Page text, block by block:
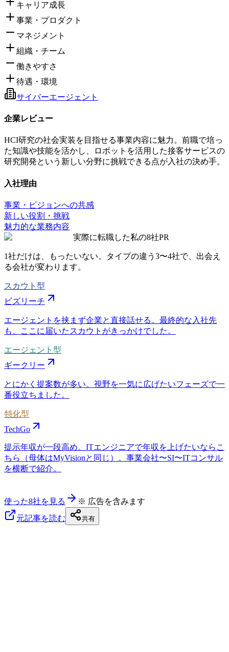
キャリア成長
事業・プロダクト
マネジメント
組織・チーム
働きやすさ
待遇・環境
サイバーエージェント
企業レビュー
HCI研究の社会実装を目指せる事業内容に魅力。前職で培っ
た知識や技能を活かし、ロボットを活用した接客サービスの
研究開発という新しい分野に挑戦できる点が入社の決め手。
入社理由
事業・ビジョンへの共感
新しい役割・挑戦
魅力的な業務内容
実際に転職した私の8社PR
1社だけは、もったいない。タイプの違う 3〜4社で、出会え
る会社が変わります。
スカウト型
ビズリーチ
エージェントを挟まず企業と直接話せる。最終的な入社先
も、ここに届いたスカウトがきっかけでした。
エージェント型
ギークリー
とにかく提案数が多い。視野を一気に広げたいフェーズで一
番役立ちました。
特化型
TechGo
提示年収が一段高め。ITエンジニアで年収を上げたいならこ
ちら（母体はMyVisionと同じ）。事業会社〜SI〜ITコンサル
を横断で紹介。
使った8社を見る
※ 広告を含みます
元記事を読む
共有